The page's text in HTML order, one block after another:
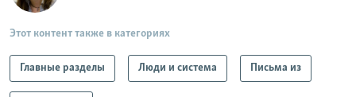
Этот контент также в категориях
Главные разделы Люди и система Письма из